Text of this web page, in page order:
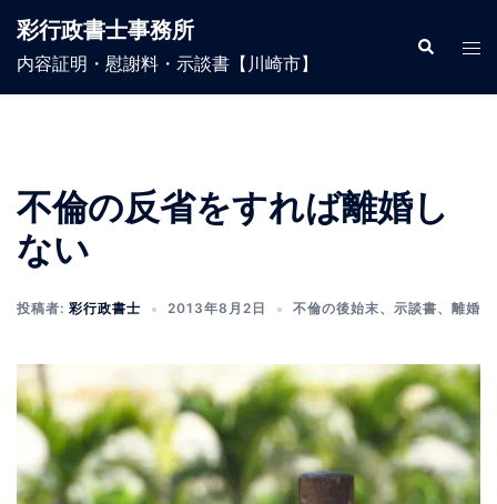
ン
彩行政書士事務所
内容証明・慰謝料・示談書【川崎市】
検
索
ト
不倫の反省をすれば離婚し
ない
投稿者: 彩行政書士 2013年8月2日 不倫の後始末、 示談書、 離婚